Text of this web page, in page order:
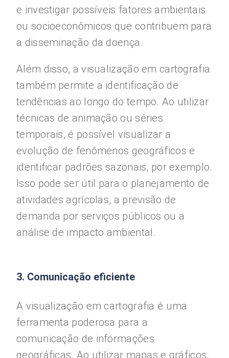
e investigar possíveis fatores ambientais
ou socioeconômicos que contribuem para
a disseminação da doença.
Além disso, a visualização em cartografia
também permite a identificação de
tendências ao longo do tempo. Ao utilizar
técnicas de animação ou séries
temporais, é possível visualizar a
evolução de fenômenos geográficos e
identificar padrões sazonais, por exemplo.
Isso pode ser útil para o planejamento de
atividades agrícolas, a previsão de
demanda por serviços públicos ou a
análise de impacto ambiental.
3. Comunicação eficiente
A visualização em cartografia é uma
ferramenta poderosa para a
comunicação de informações
geográficas. Ao utilizar mapas e gráficos,